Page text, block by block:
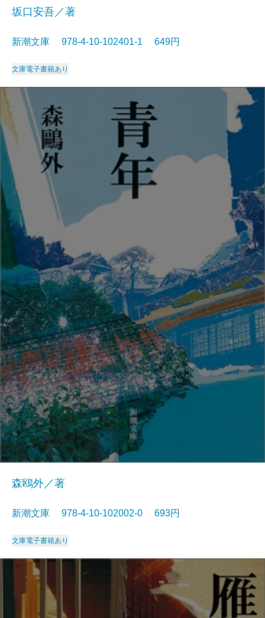
坂口安吾／著
新潮文庫 978-4-10-102401-1 649円
文庫電子書籍あり
森鴎外／著
新潮文庫 978-4-10-102002-0 693円
文庫電子書籍あり